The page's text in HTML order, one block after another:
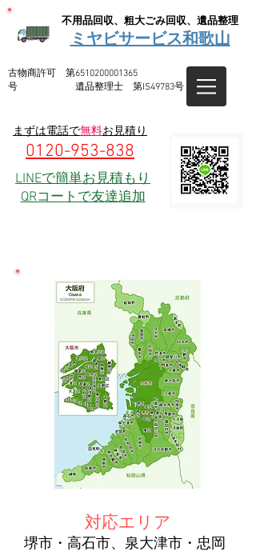
不用品回収、粗大ごみ回収、遺品整理
ミヤビサービス和歌山
​古物商許可 第6510200001365
号 遺品整理士 第IS49783号
まずは電話で無料お見積り
0120-953-838
LINEで簡単お見積もり
QRコートで友達追加
対応エリア
堺市・高石市、泉大津市・忠岡